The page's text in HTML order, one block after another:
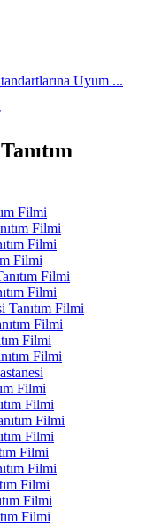
Uyum ...
Filmi
Filmi
Filmi
Filmi
Filmi
Filmi
Tanıtım Filmi
Filmi
Filmi
Filmi
Filmi
Filmi
Filmi
Filmi
Filmi
Filmi
Filmi
Filmi
Filmi